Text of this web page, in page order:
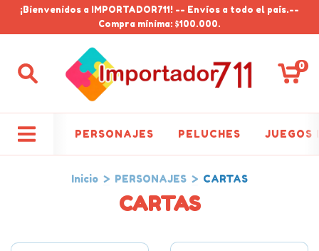
¡Bienvenidos a IMPORTADOR711! -- Envíos a todo el país.--
Compra mínima: $100.000.
0
PERSONAJES PELUCHES JUEGOS
Inicio > PERSONAJES > CARTAS
CARTAS